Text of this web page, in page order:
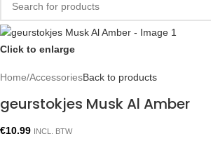
Click to enlarge
Home/AccessoriesBack to products
geurstokjes Musk Al Amber
€10.99 INCL. BTW